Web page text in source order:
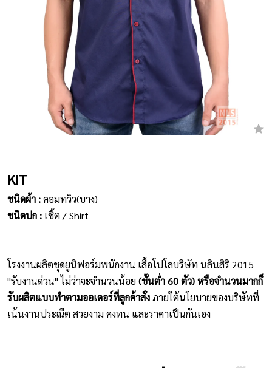
เสื้อยืดคอกลม
ผ้ากันเปื้อน
ชุดคลุมท้อง
ชุดหมี
ผลิตภัณฑ์อื่นๆ
ตัวอย่างแขนเสื้อโปโล
สีผ้า
KIT
ชนิดผ้า :คอมทวิว(บาง)
ชนิดปก : เชิ้ต / Shirt
โรงงานผลิตชุดยูนิฟอร์มพนักงาน เสื้อโปโลบริษัท นลินสิริ 2015
"รับงานด่วน" ไม่ว่าจะจำนวนน้อย (ขั้นต่ำ 60 ตัว) หรือจำนวนมากก็
รับผลิตแบบทำตามออเดอร์ที่ลูกค้าสั่งภายใต้นโยบายของบริษัทที่
เน้นงานประณีต สวยงาม คงทน และราคาเป็นกันเอง